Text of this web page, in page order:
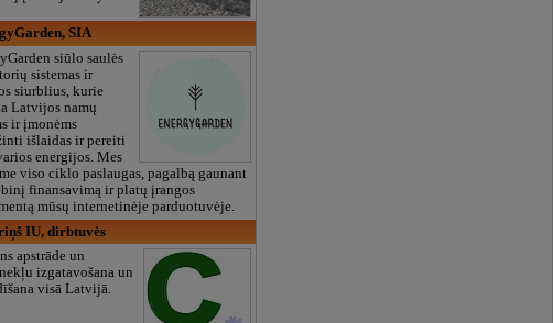
SIA
siūlo saulės
sistemas ir
siurblius, kurie
Latvijos namų
ir įmonėms
išlaidas ir pereiti
energijos. Mes
viso ciklo paslaugas, pagalbą gaunant
finansavimą ir platų įrangos
mūsų internetinėje parduotuvėje.
IU, dirbtuvės
apstrāde un
izgatavošana un
visā Latvijā.